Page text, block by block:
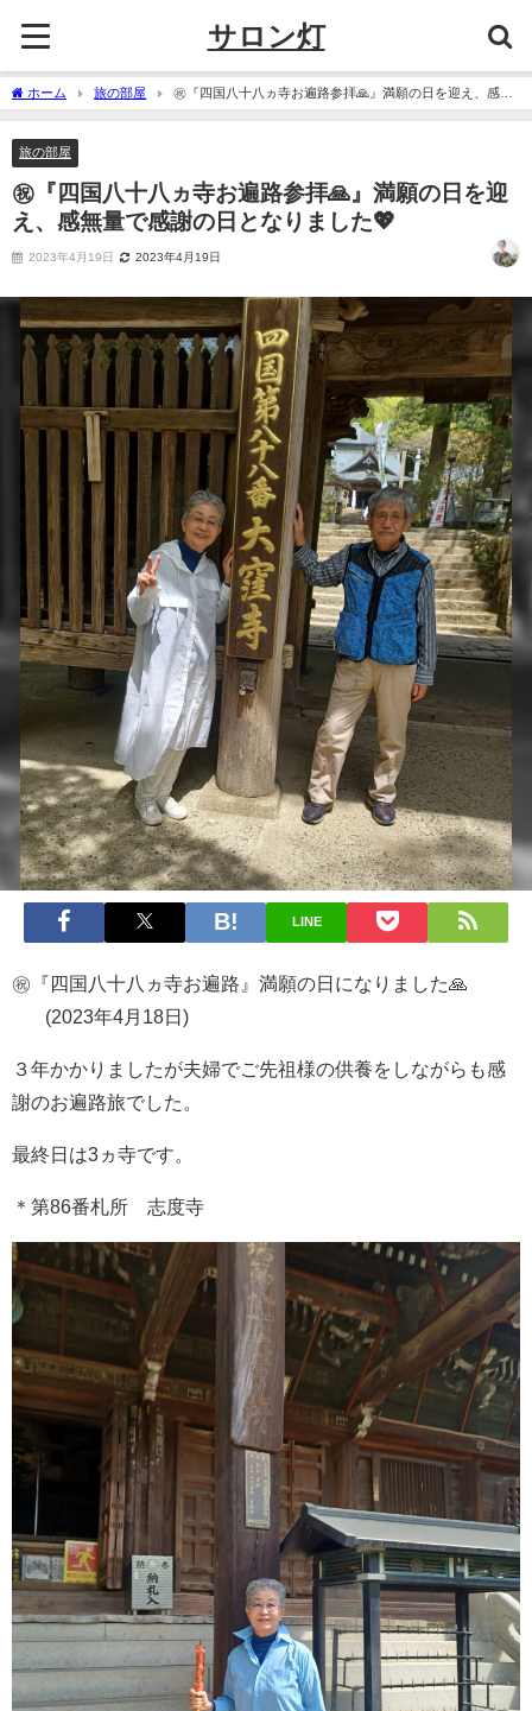
サロン灯
ホーム 旅の部屋
㊗️『四国八十八ヵ寺お遍路参拝🙏』満願の日を迎え、感無
量で感謝の日となりました💖
旅の部屋
㊗️『四国八十八ヵ寺お遍路参拝🙏』満願の日を迎
え、感無量で感謝の日となりました💖
2023年4月19日 2023年4月19日
LINE
㊗️『四国八十八ヵ寺お遍路』満願の日になりました🙏
(2023年4月18日)
３年かかりましたが夫婦でご先祖様の供養をしながらも感
謝のお遍路旅でした。
最終日は3ヵ寺です。
＊第86番札所 志度寺